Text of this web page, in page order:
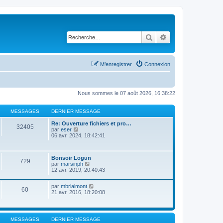
Rechercher
Connexion
M’enregistrer
Nous sommes le 07 août 2026, 16:38:22
MESSAGES DERNIER MESSAGE
32405
Re: Ouverture fichiers et pro…
par eser
o
l
e
d
e
i
e
m
e
s
06 avr. 2024, 18:42:41
729
Bonsoir Logun
par marsinph
o
r
l
e
r
n
12 avr. 2019, 20:40:43
60 par mbrialmont
o
l
e
d
21 avr. 2016, 18:20:08
MESSAGES DERNIER MESSAGE